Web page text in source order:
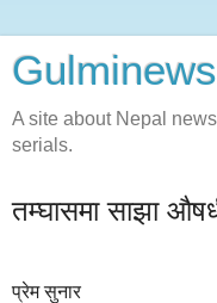
A site about Nepal
serials.
तम्घासमा साझा
प्रेम सुनार